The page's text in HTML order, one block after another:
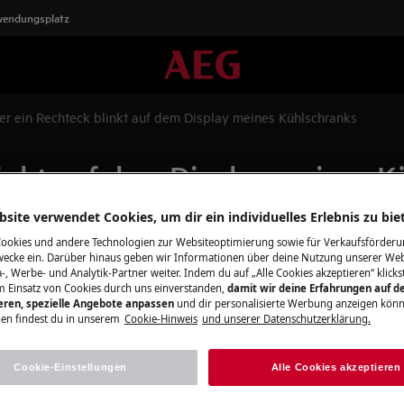
ein Rechteck blinkt auf dem Display meines Kühlschranks
auf dem Display meines
auf dem Display
meines Kühlschranks
Finden Sie das
Ersatzteile für
Holen Sie das
dem richtigen
verwendet Cookies, um dir ein individuelles Erlebnis zu
und andere Technologien zur Websiteoptimierung sowie für
ein. Darüber hinaus geben wir Informationen über deine Nutzung unserer
, Werbe- und Analytik-Partner weiter. Indem du auf „Alle Cookies akzeptieren“
Einsatz von Cookies durch uns einverstanden, damit wir deine Erfahrungen auf
spezielle Angebote anpassen und dir personalisierte Werbung anzeigen
findest du in unserem Cookie-Hinweis und unserer Datenschutzerklärung.
Cookie-Einstellungen Alle Cookies akzeptieren